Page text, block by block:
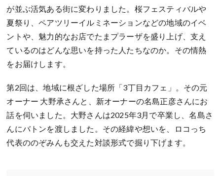
が並ぶ活気ある街に変わりました。桜フェスティバルや
夏祭り、ペアツリーイルミネーションなどの地域のイベ
ントや、魅力的なお店でたまプラーザを盛り上げ、支え
ているのはどんな思いを持った人たちなのか。その情熱
をお届けします。
第2回は、地域に根ざした場所「3丁目カフェ」。その元
オーナー 大野承さんと、新オーナーの名島正彦さんにお
話を伺いました。大野さんは2025年3月で卒業し、名島さ
んにバトンを渡しました。その経緯や想いを、ロコっち
代表ののぞみんも交えた対談形式で掘り下げます。